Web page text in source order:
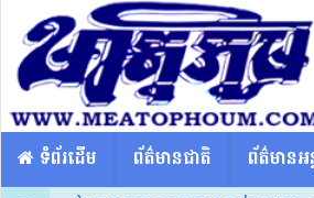
​​ ទំព័រដើម ព័ត៌មានជាតិ ព័ត៌មានអ